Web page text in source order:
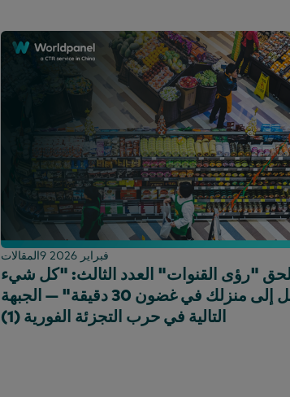
المقالات 9 فبراير 2026
"رؤى القنوات" العدد الثالث: "كل شيء
يصل إلى منزلك في غضون 30 دقيقة" — الجبهة
التالية في حرب التجزئة الفورية (1)